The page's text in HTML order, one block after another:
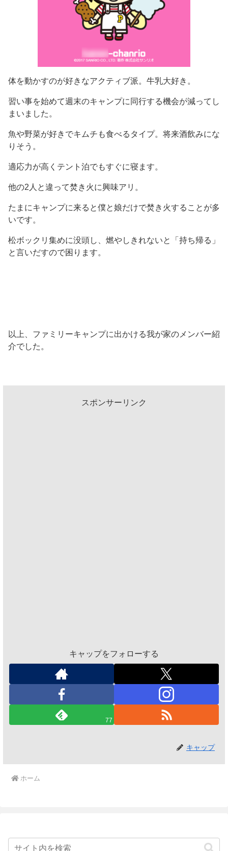
体を動かすのが好きなアクティブ派。牛乳大好き。
習い事を始めて週末のキャンプに同行する機会が減ってし
まいました。
魚や野菜が好きでキムチも食べるタイプ。将来酒飲みにな
りそう。
適応力が高くテント泊でもすぐに寝ます。
他の2人と違って焚き火に興味アリ。
たまにキャンプに来ると僕と娘だけで焚き火することが多
いです。
松ボックリ集めに没頭し、燃やしきれないと「持ち帰る」
と言いだすので困ります。
以上、ファミリーキャンプに出かける我が家のメンバー紹
介でした。
スポンサーリンク
キャップをフォローする
77
キャップ
ホーム